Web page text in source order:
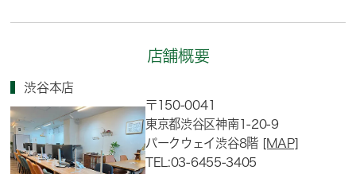
店舗概要
渋谷本店
〒150-0041
東京都渋谷区神南1-20-9
パークウェイ渋谷8階 [MAP]
TEL:03-6455-3405